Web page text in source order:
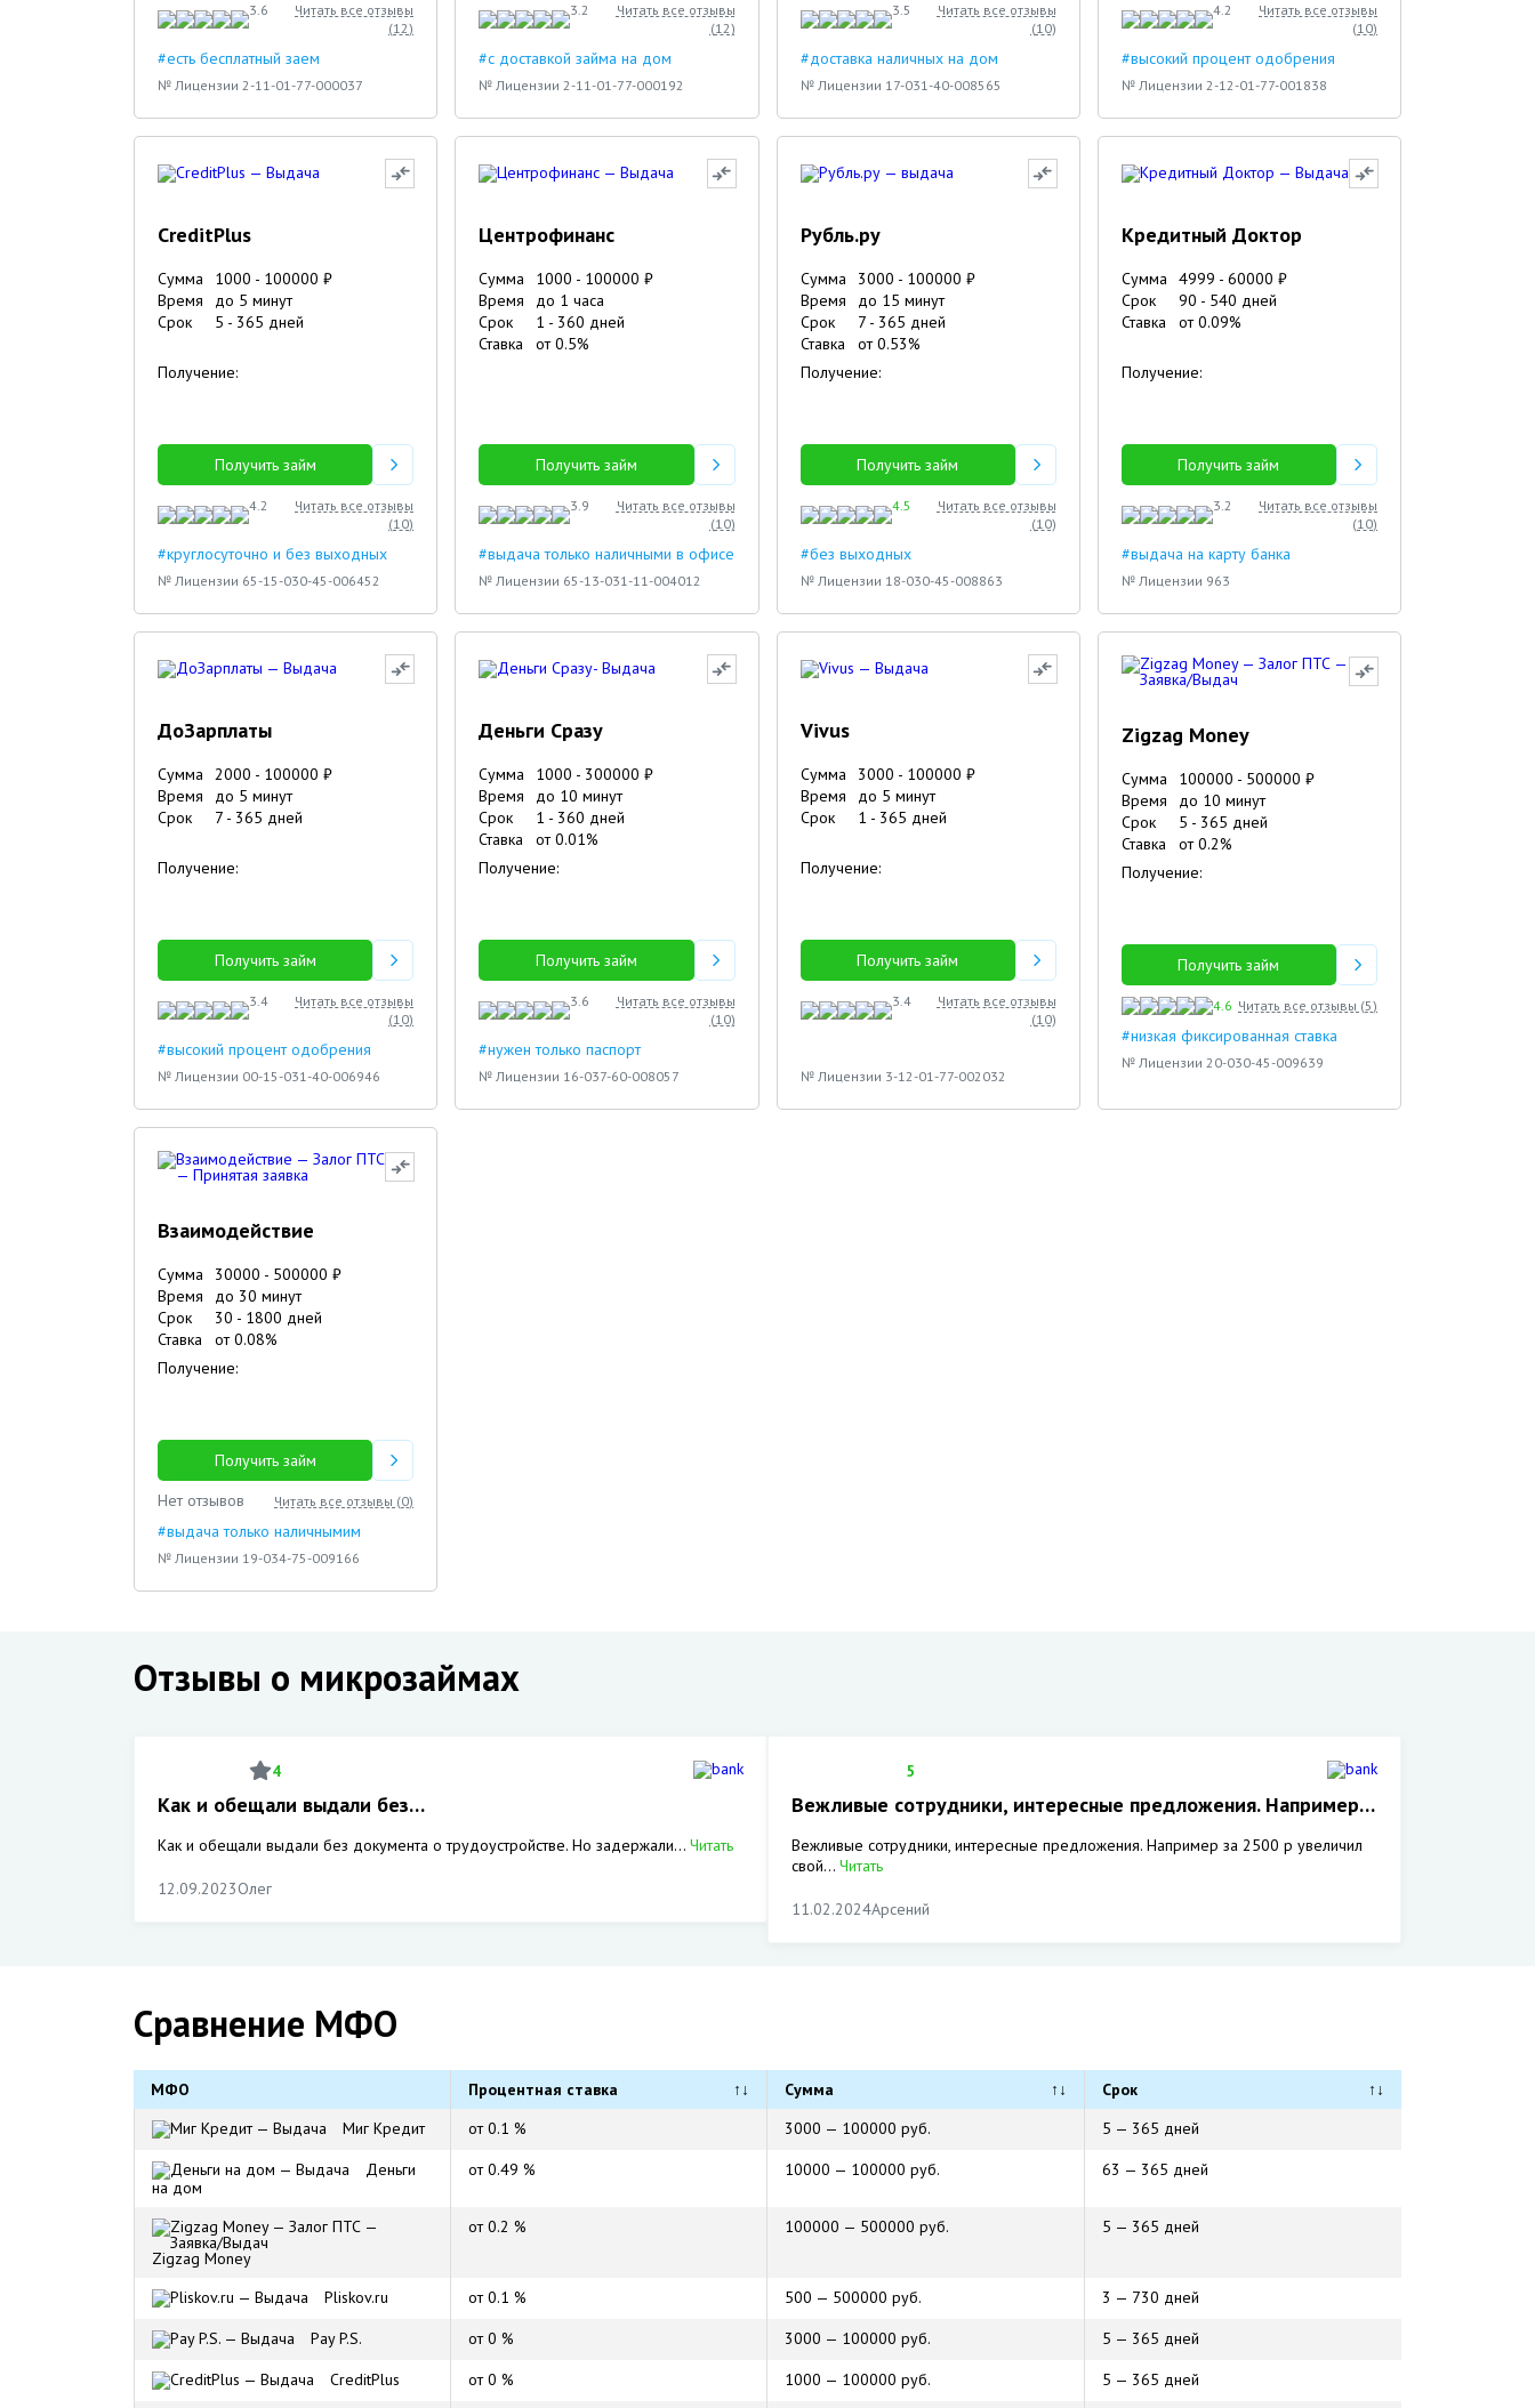
3.6
Читать все отзывы
(12)
#есть бесплатный заем
№ Лицензии 2-11-01-77-000037
3.5
Читать все отзывы
(10)
#доставка наличных на дом
№ Лицензии 17-031-40-008565
Zigzag Money
Сумма 100000 - 500000 ₽
Время
до 10 минут
Срок
5 - 365 дней
Ставка
от0.2%
Получение:
Получить займ
4.6 Читать все отзывы (5)
#низкая фиксированная ставка
№ Лицензии 20-030-45-009639
4.2
Читать все отзывы
(10)
#высокий процент одобрения
№ Лицензии 2-12-01-77-001838
CreditPlus
Сумма 1000 - 100000 ₽
Время
до 5 минут
Срок
5 - 365 дней
Получение:
Получить займ
4.2
Читать все отзывы
(10)
#круглосуточно и без выходных
№ Лицензии 65-15-030-45-006452
Центрофинанс
Сумма 1000 - 100000 ₽
Время
до 1 часа
Срок
1 - 360 дней
Ставка
от0.5%
Получить займ
3.9
Читать все отзывы
(10)
#выдача только наличными в офисе
№ Лицензии 65-13-031-11-004012
Взаимодействие
Сумма 30000 - 500000 ₽
Время
до 30 минут
Срок
30 - 1800 дней
Ставка
от0.08%
Получение:
Получить займ
Нет отзывов
Читать все отзывы (0)
#выдача только наличнымим
№ Лицензии 19-034-75-009166
Рубль.ру
Сумма 3000 - 100000 ₽
Время
до 15 минут
Срок
7- 365 дней
Ставка
от0.53%
Получение:
Получить займ
4.5
Читать все отзывы
(10)
#без выходных
№ Лицензии 18-030-45-008863
Кредитный Доктор
Сумма 4999 - 60000 ₽
Срок
90 - 540 дней
Ставка
от0.09%
Получение:
Получить займ
3.2
Читать все отзывы
(10)
#выдача на карту банка
№ Лицензии 963
ДоЗарплаты
Сумма 2000 - 100000 ₽
Время
до 5 минут
Срок
7 - 365 дней
Получение:
Получить займ
3.4
Читать все отзывы
(10)
#высокий процент одобрения
№ Лицензии 00-15-031-40-006946
Деньги Сразу
Сумма 1000 - 300000 ₽
Время
до 10 минут
Срок
1 - 360 дней
Ставка
от0.01%
Получение:
Получить займ
3.6
Читать все отзывы
(10)
#нужен только паспорт
№ Лицензии 16-037-60-008057
3.2
Читать все отзывы
(12)
#с доставкой займа на дом
№ Лицензии 2-11-01-77-000192
Vivus
Сумма 3000 - 100000 ₽
Время
до 5 минут
Срок
1 - 365 дней
Получение:
Получить займ
3.4
Читать все отзывы
(10)
№ Лицензии 3-12-01-77-002032
Отзывы о микрозаймах
4
Как и обещали выдали без…
Как и обещали выдали без документа о трудоустройстве. Но задержали... Читать
12.09.2023Олег
4
5
Вежливые сотрудники, интересные предложения. Например…
Вежливые сотрудники, интересные предложения. Например за 2500 р увеличил
свой... Читать
11.02.2024Арсений
5
Сравнение МФО
МФО Процентная ставка ↑↓ Сумма ↑↓ Срок
↑↓
Миг Кредит
от 0.1 % 3000 — 100000 руб.
5 — 365 дней
Деньги
на дом
от 0.49 % 10000 — 100000 руб. 63 — 365 дней
Zigzag Money
от 0.2 % 100000 — 500000 руб. 5 — 365 дней
Pliskov.ru от 0.1 % 500 — 500000 руб.
3 — 730 дней
Pay P.S.
от 0 % 3000 — 100000 руб.
5 — 365 дней
CreditPlus
от 0 % 1000 — 100000 руб. 5 — 365 дней